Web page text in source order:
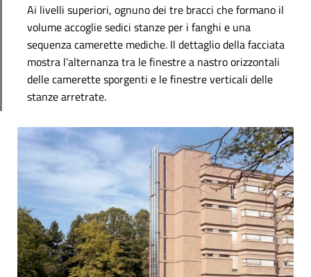
Ai livelli superiori, ognuno dei tre bracci che formano il
volume accoglie sedici stanze per i fanghi e una
sequenza camerette mediche. Il dettaglio della facciata
mostra l’alternanza tra le finestre a nastro orizzontali
delle camerette sporgenti e le finestre verticali delle
stanze arretrate.